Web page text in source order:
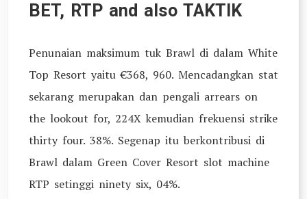
BET, RTP and also TAKTIK
Penunaian maksimum tuk Brawl di dalam White
Top Resort yaitu €368, 960. Mencadangkan stat
sekarang merupakan dan pengali arrears on
the lookout for, 224X kemudian frekuensi strike
thirty four. 38%. Segenap itu berkontribusi di
Brawl dalam Green Cover Resort slot machine
RTP setinggi ninety six, 04%.